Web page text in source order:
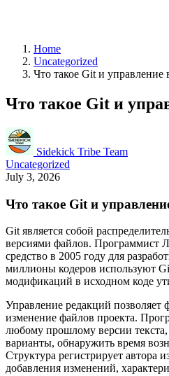
Home
Uncategorized
Что такое Git и управление
Что такое Git и
Sidekick Tribe Team
Uncategorized
July 3, 2026
Что такое Git и
Git является собой
версиями файлов. Программист
средство в 2005 году для
миллионы кодеров используют
модификаций в исходном коде
Управление редакций позволяет
изменение файлов проекта.
любому прошлому версии текста,
варианты, обнаружить время
Структура регистрирует автора
добавления изменений,